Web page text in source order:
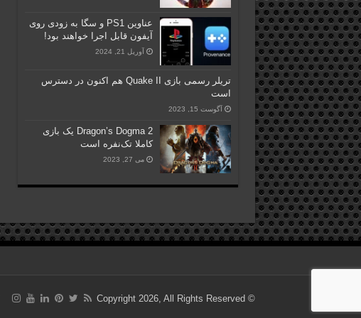
عناوین PS1 و سگا به زودی روی
آیفون قابل اجرا خواهند بود!
آوریل 21, 2024
تریلر رسمی بازی Quake II هم اکنون در دسترس
است
آگوست 15, 2023
Dragon’s Dogma 2 یک بازی
کاملا تک‌نفره است
می 27, 2023
© Copyright 2026, All Rights Reserved